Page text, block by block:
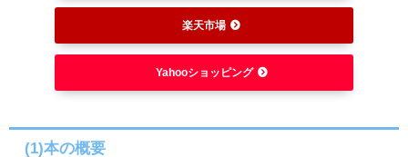
楽天市場
Yahooショッピング
(1)本の概要